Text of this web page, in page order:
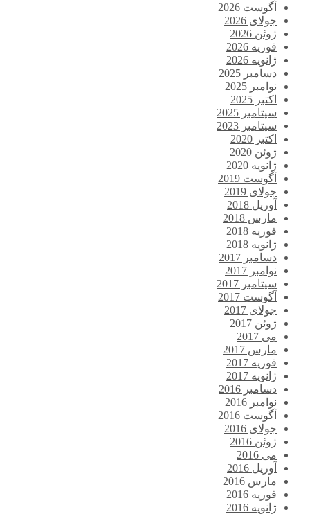
آگوست 2026
جولای 2026
ژوئن 2026
فوریه 2026
ژانویه 2026
دسامبر 2025
نوامبر 2025
اکتبر 2025
سپتامبر 2025
سپتامبر 2023
اکتبر 2020
ژوئن 2020
ژانویه 2020
آگوست 2019
جولای 2019
آوریل 2018
مارس 2018
فوریه 2018
ژانویه 2018
دسامبر 2017
نوامبر 2017
سپتامبر 2017
آگوست 2017
جولای 2017
ژوئن 2017
می 2017
مارس 2017
فوریه 2017
ژانویه 2017
دسامبر 2016
نوامبر 2016
آگوست 2016
جولای 2016
ژوئن 2016
می 2016
آوریل 2016
مارس 2016
فوریه 2016
ژانویه 2016